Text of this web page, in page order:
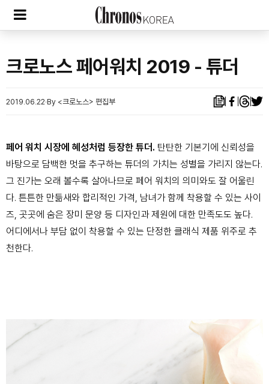
크로노스 페어워치 2019 - 튜더
2019.06.22 By <크로노스> 편집부
페어 워치 시장에 혜성처럼 등장한 튜더. 탄탄한 기본기에 신뢰성을
바탕으로 담백한 멋을 추구하는 튜더의 가치는 성별을 가리지 않는다.
그 진가는 오래 볼수록 살아나므로 페어 워치의 의미와도 잘 어울린
다. 튼튼한 만듦새와 합리적인 가격, 남녀가 함께 착용할 수 있는 사이
즈, 곳곳에 숨은 장미 문양 등 디자인과 제원에 대한 만족도도 높다.
어디에서나 부담 없이 착용할 수 있는 단정한 클래식 제품 위주로 추
천한다.